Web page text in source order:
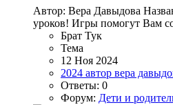
Автор: Вера Давыдова
уроков! Игры помогут Вам
Брат Тук
Тема
12 Ноя 2024
2024 автор вера
Ответы: 0
Форум: Дети и